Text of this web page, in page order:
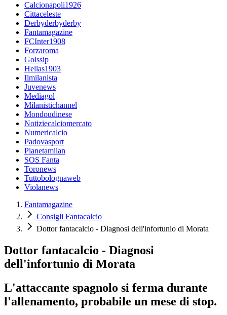
Calcionapoli1926
Cittaceleste
Derbyderbyderby
Fantamagazine
FCInter1908
Forzaroma
Golssip
Hellas1903
Ilmilanista
Juvenews
Mediagol
Milanistichannel
Mondoudinese
Notiziecalciomercato
Numericalcio
Padovasport
Pianetamilan
SOS Fanta
Toronews
Tuttobolognaweb
Violanews
Fantamagazine
Consigli Fantacalcio
Dottor fantacalcio - Diagnosi dell'infortunio di Morata
Dottor fantacalcio - Diagnosi
dell'infortunio di Morata
L'attaccante spagnolo si ferma durante
l'allenamento, probabile un mese di stop.